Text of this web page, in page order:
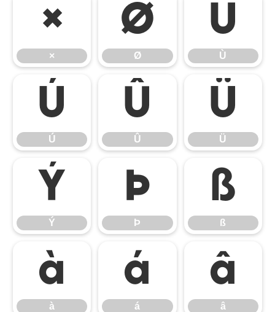
×
×
Ø
Ø
Ù
Ù
Ú
Ú
Û
Û
Ü
Ü
Ý
Ý
Þ
Þ
ß
ß
à
à
á
á
â
â